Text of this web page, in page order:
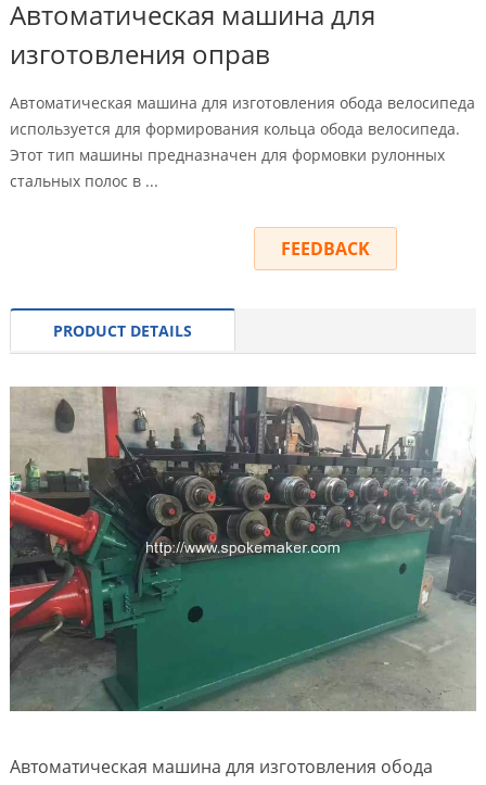
Автоматическая машина для
изготовления оправ
Автоматическая машина для изготовления обода велосипеда
используется для формирования кольца обода велосипеда.
Этот тип машины предназначен для формовки рулонных
стальных полос в ...
FEEDBACK
PRODUCT DETAILS
Автоматическая машина для изготовления обода